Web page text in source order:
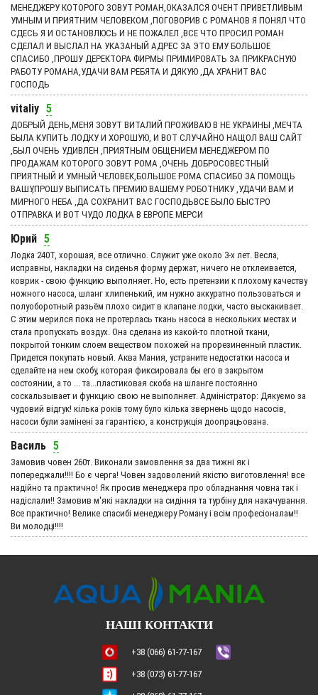
МЕНЕДЖЕРУ КОТОРОГО ЗОВУТ РОМАН,ОКАЗАЛСЯ ОЧЕНТ ПРИВЕТЛИВЫМ
УМНЫМ И ПРИЯТНИМ ЧЕЛОВЕКОМ ,ПОГОВОРИВ С РОМАНОВ Я ПОНЯЛ ЧТО
СДЕСЬ Я И ОСТАНОВЛЮСЬ И НЕ ПОЖАЛЕЛ ,ВСЕ ЧТО ПРОСИЛ РОМАН
СДЕЛАЛ И ВЫСЛАЛ НА УКАЗАНЫЙ АДРЕС ЗА ЭТО ЕМУ БОЛЬШОЕ
СПАСИБО ,ПРОШУ ДЕРЕКТОРА ФИРМЫ ПРИМИРОВАТЬ ЗА ПРИКРАСНУЮ
РАБОТУ РОМАНА,УДАЧИ ВАМ РЕБЯТА И ДЯКУЮ ,ДА ХРАНИТ ВАС
ГОСПОДЬ
vitaliy 5
ДОБРЫЙ ДЕНЬ,МЕНЯ ЗОВУТ ВИТАЛИЙ ПРОЖИВАЮ В НЕ УКРАИНЫ ,МЕЧТА
БЫЛА КУПИТЬ ЛОДКУ И ХОРОШУЮ, И ВОТ СЛУЧАЙНО НАЩОЛ ВАШ САЙТ
,БЫЛ ОЧЕНЬ УДИВЛЕН ,ПРИЯТНЫМ ОБЩЕНИЕМ МЕНЕДЖЕРОМ ПО
ПРОДАЖАМ КОТОРОГО ЗОВУТ РОМА ,ОЧЕНЬ ДОБРОСОВЕСТНЫЙ
ПРИЯТНЫЙ И УМНЫЙ ЧЕЛОВЕК,БОЛЬШОЕ РОМА СПАСИБО ЗА ПОМОЩЬ
ВАШУ,ПРОШУ ВЫПИСАТЬ ПРЕМИЮ ВАШЕМУ РОБОТНИКУ ,УДАЧИ ВАМ И
МИРНОГО НЕБА ,ДА СОХРАНИТ ВАС ГОСПОДЬВСЕ БЫЛО БЫСТРО
ОТПРАВКА И ВОТ ЧУДО ЛОДКА В ЕВРОПЕ МЕРСИ
Юрий 5
Лодка 240Т, хорошая, все отлично. Служит уже около 3-х лет. Весла,
исправны, накладки на сиденья форму держат, ничего не отклеивается,
коврик - свою функцию выполняет. Но, есть претензии к плохому качеству
ножного насоса, шланг хлипенький, им нужно аккуратно пользоваться и
полуоборотный разьём плохо сидит в клапане лодки, часто выскакивает.
С этим мерился пока не протерлась ткань насоса в нескольких местах и
стала пропускать воздух. Она сделана из какой-то плотной ткани,
покрытой тонким слоем веществом похожей на прорезиненный пластик.
Придется покупать новый. Аква Мания, устраните недостатки насоса и
сделайте на нем скобу, которая фиксировала бы его в закрытом
состоянии, а то ... та...пластиковая скоба на шланге постоянно
соскальзывает и функцию свою не выполняет. Адмiнiстратор: Дякуємо за
чудовий вiдгук! кілька років тому було кілька звернень щодо насосів,
насоси були замінені за гарантією, а конструкція доопрацьована.
Василь 5
Замовив човен 260т. Виконали замовлення за два тижні як і
попереджали!!!! Бо є черга! Човен задоволений якістю виготовлення! все
надійно та практично! Як просив менеджера про обладнання човна так і
надіслали!! Замовив м'які накладки на сидіння та турбіну для накачування.
Все практично! Велике спасибі менеджеру Роману і всім професіоналам!!
Ви молодці!!!!
НАШІ КОНТАКТИ
+38 (066) 61-77-167
+38 (073) 61-77-167